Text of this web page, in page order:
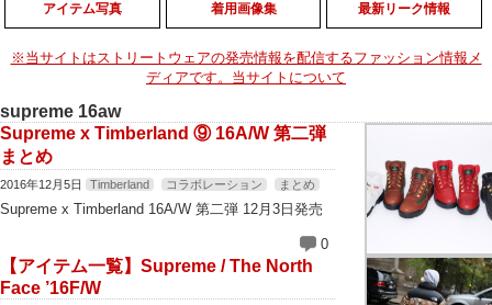
アイテム写真 着用画像集 最新リーク情報
※当サイトはストリートウェアの発売情報を配信するファッション情報メ
ディアです。当サイトについて
supreme 16aw
Supreme x Timberland ⑨ 16A/W 第二弾
まとめ
2016年12月5日 Timberland コラボレーション まとめ
Supreme x Timberland 16A/W 第二弾 12月3日発売
0
【アイテム一覧】Supreme / The North
Face ’16F/W